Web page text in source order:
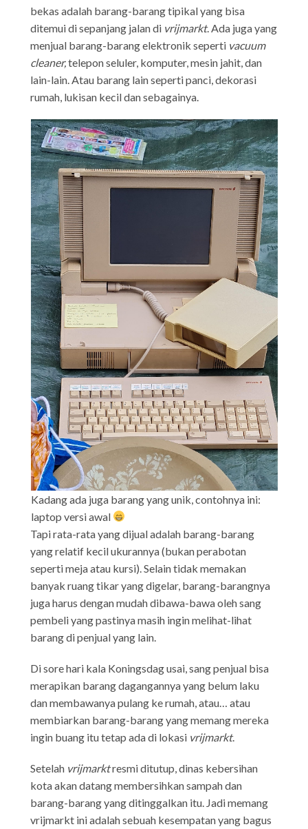
bekas adalah barang-barang tipikal yang bisa
ditemui di sepanjang jalan di vrijmarkt. Ada juga yang
menjual barang-barang elektronik seperti vacuum
cleaner,telepon seluler, komputer, mesin jahit, dan
lain-lain. Atau barang lain seperti panci, dekorasi
rumah, lukisan kecil dan sebagainya.
Kadang ada juga barang yang unik, contohnya ini:
laptop versi awal
Tapi rata-rata yang dijual adalah barang-barang
yang relatif kecil ukurannya (bukan perabotan
seperti meja atau kursi). Selain tidak memakan
banyak ruang tikar yang digelar, barang-barangnya
juga harus dengan mudah dibawa-bawa oleh sang
pembeli yang pastinya masih ingin melihat-lihat
barang di penjual yang lain.
Di sore hari kala Koningsdag usai, sang penjual bisa
merapikan barang dagangannya yang belum laku
dan membawanya pulang ke rumah, atau… atau
membiarkan barang-barang yang memang mereka
ingin buang itu tetap ada di lokasi vrijmarkt.
Setelah vrijmarktresmi ditutup, dinas kebersihan
kota akan datang membersihkan sampah dan
barang-barang yang ditinggalkan itu. Jadi memang
vrijmarkt ini adalah sebuah kesempatan yang bagus